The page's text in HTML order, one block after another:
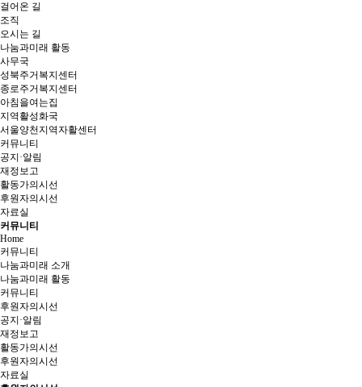
걸어온 길
조직
오시는 길
나눔과미래 활동
사무국
성북주거복지센터
종로주거복지센터
아침을여는집
지역활성화국
서울양천지역자활센터
커뮤니티
공지·알림
재정보고
활동가의시선
후원자의시선
자료실
커뮤니티
Home
커뮤니티
나눔과미래 소개
나눔과미래 활동
커뮤니티
후원자의시선
공지·알림
재정보고
활동가의시선
후원자의시선
자료실